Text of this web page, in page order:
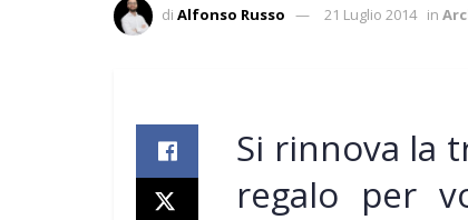
di Alfonso Russo 21 Luglio 2014 in
Si rinnova la
regalo per